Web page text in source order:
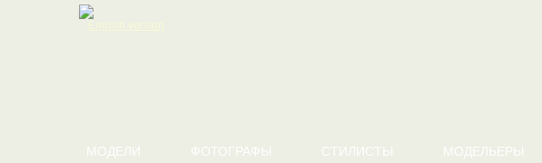
МОДЕЛИ ФОТОГРАФЫ СТИЛИСТЫ МОДЕЛЬЕРЫ